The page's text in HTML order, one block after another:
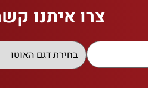
צרו איתנו